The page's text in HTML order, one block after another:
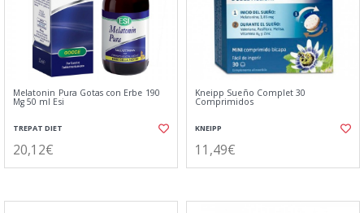
Melatonin Pura Gotas con Erbe 190
Mg 50 ml Esi
TREPAT DIET
20,12€
Kneipp Sueño Complet 30
Comprimidos
KNEIPP
11,49€